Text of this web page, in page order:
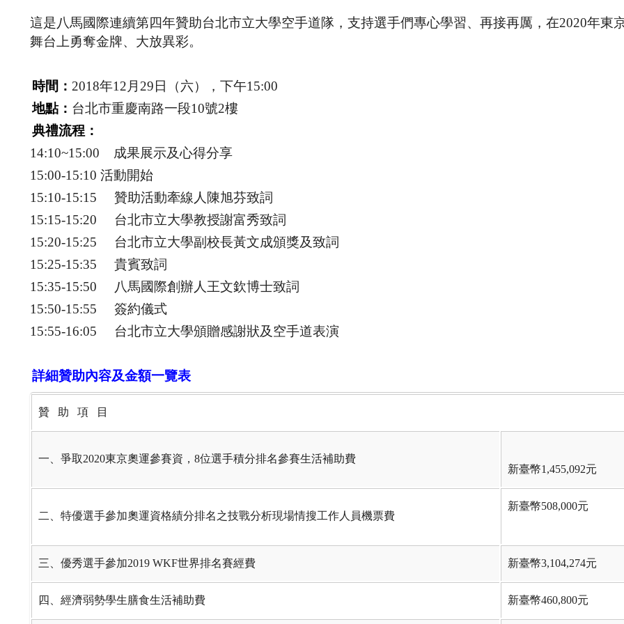
這是八馬國際連續第四年贊助台北市立大學空手道隊，支持選手們專心學習、再接再厲，在2020年東
舞台上勇奪金牌、大放異彩。
時間： 2018年12月29日（六），下午15:00
地點： 台北市重慶南路一段10號2樓
典禮流程：
14:10~15:00 成果展示及心得分享
15:00-15:10 活動開始
15:10-15:15 贊助活動牽線人陳旭芬致詞
15:15-15:20 台北市立大學教授謝富秀致詞
15:20-15:25 台北市立大學副校長黃文成頒獎及致詞
15:25-15:35 貴賓致詞
15:35-15:50 八馬國際創辦人王文欽博士致詞
15:50-15:55 簽約儀式
15:55-16:05 台北市立大學頒贈感謝狀及空手道表演
詳細贊助內容及金額一覽表
贊 助 項 目
一、爭取2020東京奧運參賽資，8位選手積分排名參賽生活補助費
新臺幣1,455,092元
二、特優選手參加奧運資格績分排名之技戰分析現場情搜工作人員機票費
新臺幣508,000元
三、優秀選手參加2019 WKF世界排名賽經費 新臺幣3,104,274元
四、經濟弱勢學生膳食生活補助費 新臺幣460,800元